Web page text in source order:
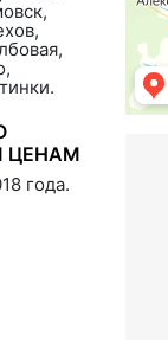
ЦЕНАМ
года.